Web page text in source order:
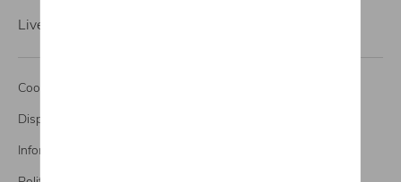
Live Video Call
Cookies
Dispositions légales
Informations CO2